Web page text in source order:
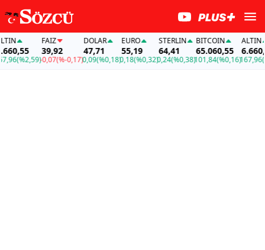
(%2,59)
FAİZ
39,92
-0,07(%-0,17)
DOLAR
47,71
0,09(%0,18)
EURO
55,19
0,18(%0,32)
STERLIN
64,41
0,24(%0,38)
BITCOIN
65.060,55
101,84(%0,16)
ALTIN
6.660,55
167,96